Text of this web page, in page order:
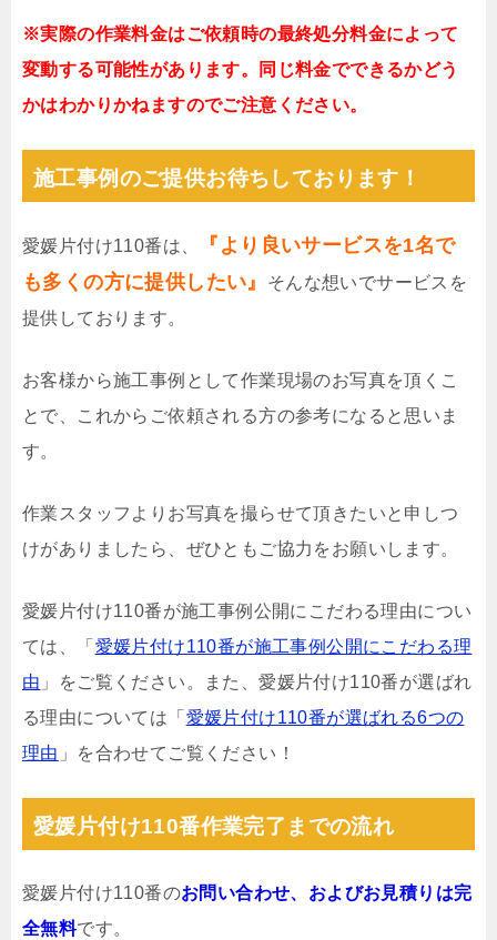
※実際の作業料金はご依頼時の最終処分料金によって
変動する可能性があります。同じ料金でできるかどう
かはわかりかねますのでご注意ください。
施工事例のご提供お待ちしております！
愛媛片付け110番は、
『より良いサービスを1名で
も多くの方に提供したい』
そんな想いでサービスを
提供しております。
お客様から施工事例として作業現場のお写真を頂くこ
とで、これからご依頼される方の参考になると思いま
す。
作業スタッフよりお写真を撮らせて頂きたいと申しつ
けがありましたら、ぜひともご協力をお願いします。
愛媛片付け110番が施工事例公開にこだわる理由につい
ては、「 愛媛片付け110番が施工事例公開にこだわる理
由 」をご覧ください。また、愛媛片付け110番が選ばれ
る理由については「 愛媛片付け110番が選ばれる6つの
理由 」を合わせてご覧ください！
愛媛片付け110番作業完了までの流れ
愛媛片付け110番のお問い合わせ、およびお見積りは完
全無料です。